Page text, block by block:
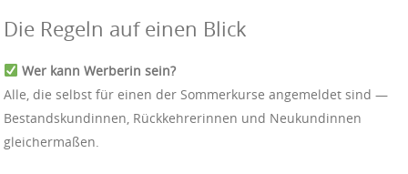
Die Regeln auf einen Blick
Wer kann Werberin sein?
Alle, die selbst für einen der Sommerkurse angemeldet sind —
Bestandskundinnen, Rückkehrerinnen und Neukundinnen
gleichermaßen.